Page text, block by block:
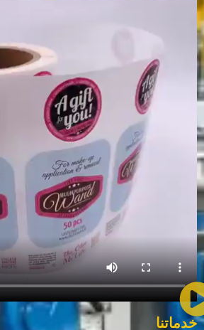
خدماتنا